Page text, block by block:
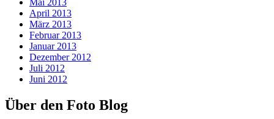
Mai 2013
April 2013
März 2013
Februar 2013
Januar 2013
Dezember 2012
Juli 2012
Juni 2012
Über den Foto Blog